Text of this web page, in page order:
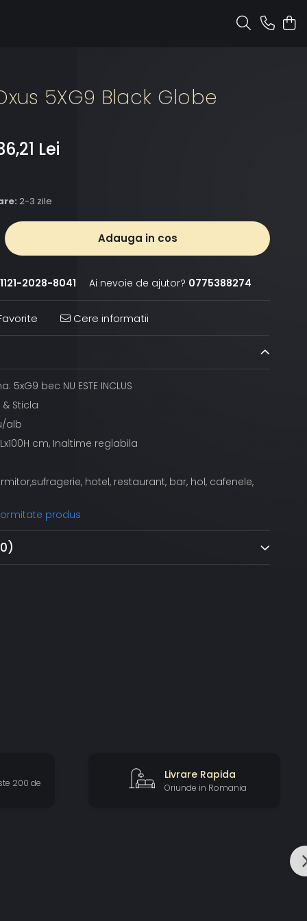
5XG9 Black Globe
Lei
2-3 zile
Adauga in cos
2028-8041 Ai nevoie de ajutor? 0775388274
Cere informatii
5xG9 bec NU ESTE INCLUS
Sticla
alb
cm, Inaltime reglabila
hotel, restaurant, bar, hol, cafenele,
produs
200 de
Livrare Rapida
Oriunde in Romania